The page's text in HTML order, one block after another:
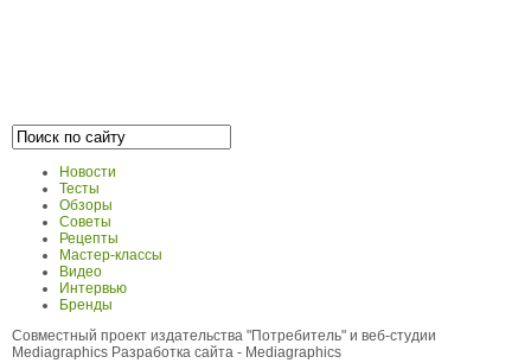
Новости
Тесты
Обзоры
Советы
Рецепты
Мастер-классы
Видео
Интервью
Бренды
Совместный проект издательства "Потребитель" и веб-студии
Mediagraphics Разработка сайта - Mediagraphics